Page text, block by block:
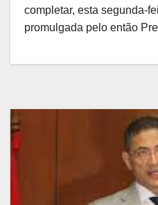
completar, esta segunda-
promulgada pelo então